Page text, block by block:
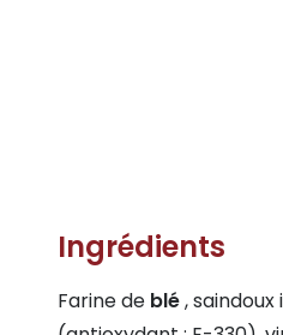
Ingrédients
Farine de blé,